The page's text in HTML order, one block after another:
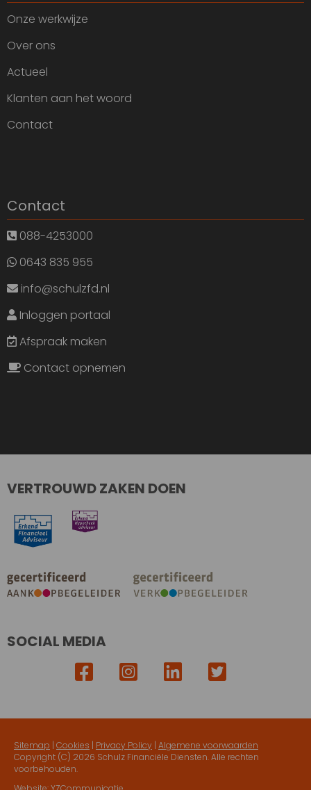
Onze werkwijze
Over ons
Actueel
Klanten aan het woord
Contact
Contact
088-4253000
0643 835 955
info@schulzfd.nl
Inloggen portaal
Afspraak maken
Contact opnemen
VERTROUWD ZAKEN DOEN
SOCIAL MEDIA
Sitemap | Cookies | Privacy Policy | Algemene voorwaarden
Copyright (C) 2026 Schulz Financiële Diensten. Alle rechten
voorbehouden.